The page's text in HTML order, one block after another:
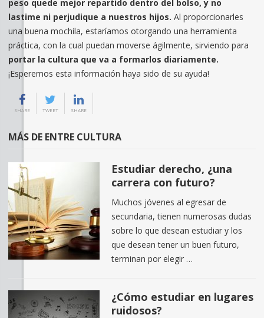
peso quede mejor repartido dentro del bolso, y no
lastime ni perjudique a nuestros hijos. Al proporcionarles
una buena mochila, estaríamos otorgando una herramienta
práctica, con la cual puedan moverse ágilmente, sirviendo para
portar la cultura que va a formarlos diariamente.
¡Esperemos esta información haya sido de su ayuda!
SHARE TWEET SHARE
MÁS DE ENTRE CULTURA
Estudiar derecho, ¿una
carrera con futuro?
Muchos jóvenes al egresar de
secundaria, tienen numerosas dudas
sobre lo que desean estudiar y los
que desean tener un buen futuro,
terminan por elegir …
¿Cómo estudiar en lugares
ruidosos?